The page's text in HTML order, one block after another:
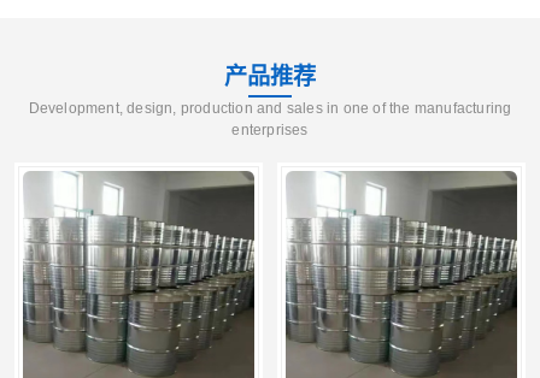
产品推荐
Development, design, production and sales in one of the manufacturing
enterprises